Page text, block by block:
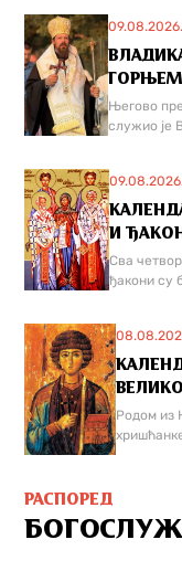
09.08.2026.
ГОРЊЕМ
Његово
служио је
И
Сва
ђакони су
Родом из
РАСПОРЕД